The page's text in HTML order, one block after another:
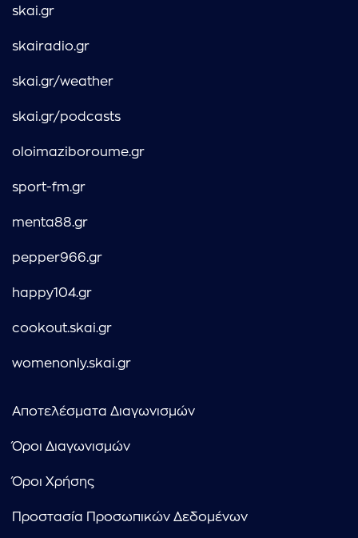
skai.gr
skairadio.gr
skai.gr/weather
skai.gr/podcasts
oloimaziboroume.gr
sport-fm.gr
menta88.gr
pepper966.gr
happy104.gr
cookout.skai.gr
womenonly.skai.gr
Αποτελέσματα Διαγωνισμών
Όροι Διαγωνισμών
Όροι Χρήσης
Προστασία Προσωπικών Δεδομένων